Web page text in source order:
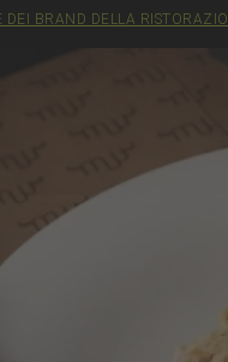
BRAND DELLA